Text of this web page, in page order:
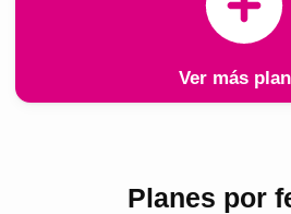
Ver más
Planes por